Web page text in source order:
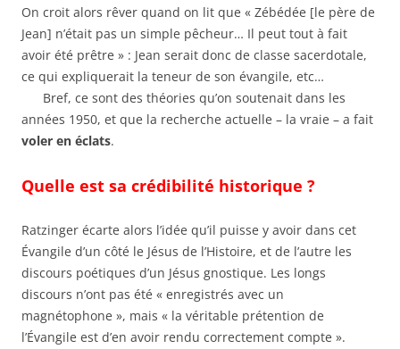
On croit alors rêver quand on lit que « Zébédée [le père de
Jean] n’était pas un simple pêcheur… Il peut tout à fait
avoir été prêtre » : Jean serait donc de classe sacerdotale,
ce qui expliquerait la teneur de son évangile, etc…
Bref, ce sont des théories qu’on soutenait dans les
années 1950, et que la recherche actuelle – la vraie – a fait
voler en éclats.
Quelle est sa crédibilité historique ?
Ratzinger écarte alors l’idée qu’il puisse y avoir dans cet
Évangile d’un côté le Jésus de l’Histoire, et de l’autre les
discours poétiques d’un Jésus gnostique. Les longs
discours n’ont pas été « enregistrés avec un
magnétophone », mais « la véritable prétention de
l’Évangile est d’en avoir rendu correctement compte ».